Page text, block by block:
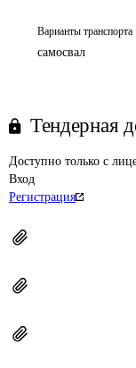
Варианты транспорта
самосвал
Тендерная
Доступно только с
Вход
Регистрация